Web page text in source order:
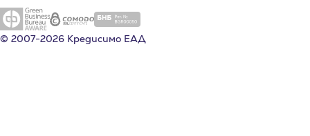
© 2007-2026 Кредисимо ЕАД